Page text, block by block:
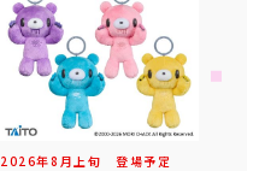
2026年8 月 上旬 登場予定